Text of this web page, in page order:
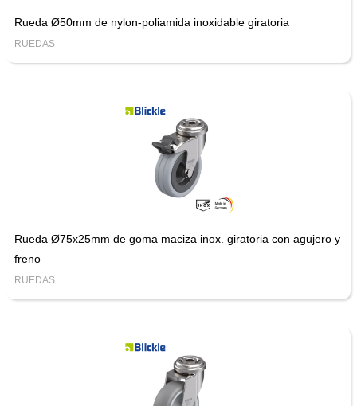
Rueda Ø50mm de nylon-poliamida inoxidable giratoria
RUEDAS
Rueda Ø75x25mm de goma maciza inox. giratoria con agujero y
freno
RUEDAS